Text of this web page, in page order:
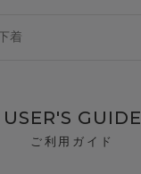
着
USER'S GUIDE
ご利用ガイド